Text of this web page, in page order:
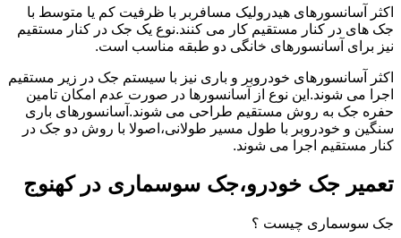
اکثر آسانسورهای هیدرولیک مسافربر با ظرفیت کم یا متوسط با
جک های در کنار مستقیم کار می کنند.نوع یک جک در کنار مستقیم
نیز برای آسانسورهای خانگی دو طبقه مناسب است.
اکثر آسانسورهای خودروبر و باری نیز با سیستم جک در زیر مستقیم
اجرا می شوند.این نوع از آسانسورها در صورت عدم امکان تامین
حفره جک به روش مستقیم طراحی می شوند.آسانسورهای باری
سنگین و خودروبر با طول مسیر طولانی،اصولا با روش دو جک در
کنار مستقیم اجرا می شوند.
تعمیر جک خودرو،جک سوسماری در کهنوج
جک سوسماری چیست ؟